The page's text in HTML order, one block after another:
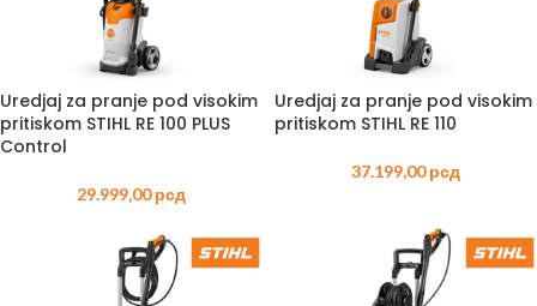
Uredjaj za pranje pod visokim
pritiskom STIHL RE 100 PLUS
Control
29.999,00рсд
Uredjaj za pranje pod visokim
pritiskom STIHL RE 110
37.199,00рсд